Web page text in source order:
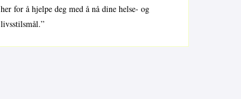
her for å hjelpe deg med å nå dine helse- og
livsstilsmål.”